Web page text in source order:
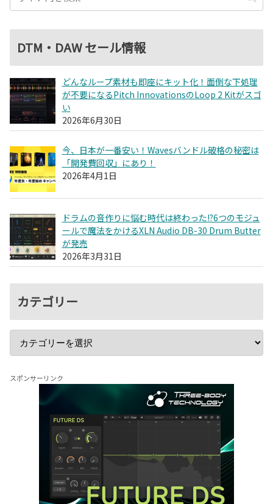
DTM・DAW セール情報
どんなループ素材も即座にキット化！面倒な下処理
が不要になるPitch InnovationsのLoop 2 Kitがスゴ
い
2026年6月30日
今、日本が一番安い！Wavesバンドル破格の秘密は
「開発費回収」にあり！
2026年4月1日
ドラムの音作りに悩む時代は終わった!?6つのモジュ
ールで魔法をかけるXLN Audio DB-30 Drum Butter
が発売
2026年3月31日
カテゴリー
スポンサーリンク